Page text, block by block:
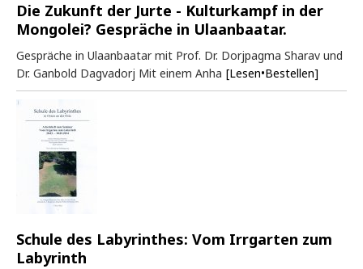
Die Zukunft der Jurte - Kulturkampf in der
Mongolei? Gespräche in Ulaanbaatar.
Gespräche in Ulaanbaatar mit Prof. Dr. Dorjpagma Sharav und
Dr. Ganbold Dagvadorj Mit einem Anha [Lesen•Bestellen]
Schule des Labyrinthes: Vom Irrgarten zum
Labyrinth